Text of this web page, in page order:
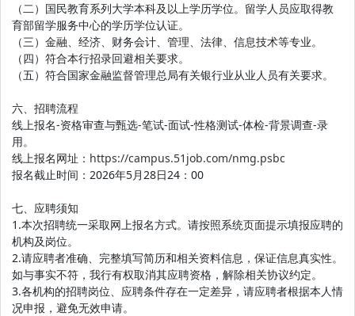
（二）国民教育系列大学本科及以上学历学位。留学人员应取得教
育部留学服务中心的学历学位认证。
（三）金融、经济、财务会计、管理、法律、信息技术等专业。
（四）符合本行招录回避相关要求。
（五）符合国家金融监督管理总局有关银行业从业人员有关要求。
六、招聘流程
线上报名-资格审查与甄选-笔试-面试-性格测试-体检-背景调查-录
用。
线上报名网址： https://campus.51job.com/nmg.psbc
报名截止时间：2026年5月28日24：00
七、应聘须知
1.本次招聘统一采取网上报名方式。请按照系统页面提示填报应聘的
机构及岗位。
2.请应聘者准确、完整填写简历和相关资料信息，保证信息真实性。
如与事实不符，我行有权取消其应聘资格，解除相关协议约定。
3.各机构的招聘岗位、应聘条件存在一定差异，请应聘者根据本人情
况申报，避免无效申请。